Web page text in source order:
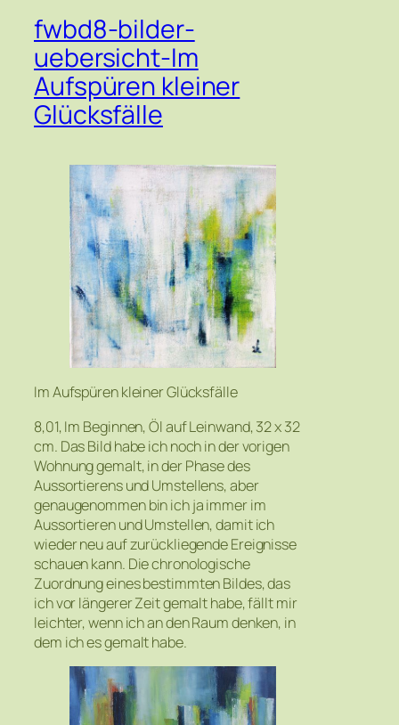
fwbd8-bilder-
uebersicht-Im
Aufspüren kleiner
Glücksfälle
Im Aufspüren kleiner Glücksfälle
8,01, Im Beginnen, Öl auf Leinwand, 32 x 32
cm. Das Bild habe ich noch in der vorigen
Wohnung gemalt, in der Phase des
Aussortierens und Umstellens, aber
genaugenommen bin ich ja immer im
Aussortieren und Umstellen, damit ich
wieder neu auf zurückliegende Ereignisse
schauen kann. Die chronologische
Zuordnung eines bestimmten Bildes, das
ich vor längerer Zeit gemalt habe, fällt mir
leichter, wenn ich an den Raum denken, in
dem ich es gemalt habe.